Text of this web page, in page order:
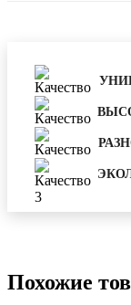
Похожие